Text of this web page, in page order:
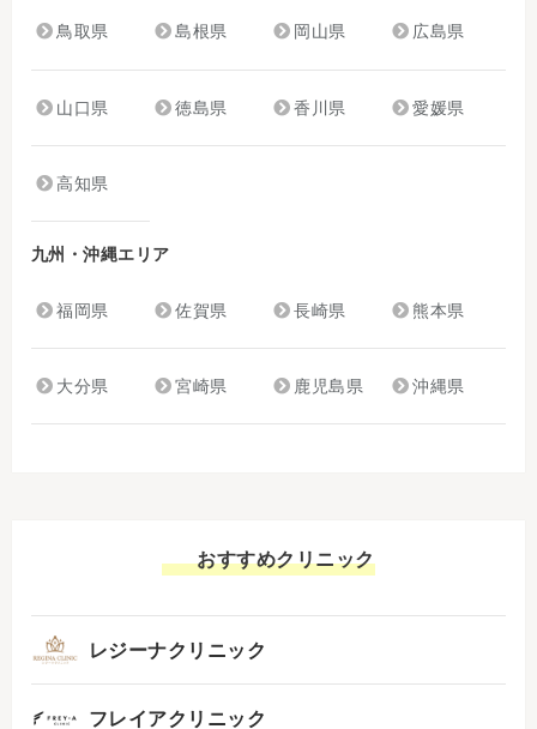
鳥取県 島根県 岡山県 広島県
山口県 徳島県 香川県 愛媛県
高知県
九州・沖縄エリア
福岡県 佐賀県 長崎県 熊本県
大分県 宮崎県 鹿児島県 沖縄県
おすすめクリニック
レジーナクリニック
フレイアクリニック